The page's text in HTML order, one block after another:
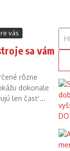
vás
sa vám
rôzne
dokonale
len časť ...